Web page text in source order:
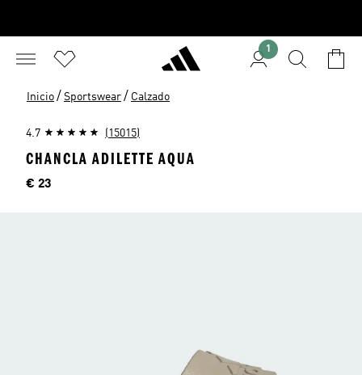
1
Inicio / Sportswear / Calzado
4.7 (15015)
CHANCLA ADILETTE AQUA
Precio
€ 23